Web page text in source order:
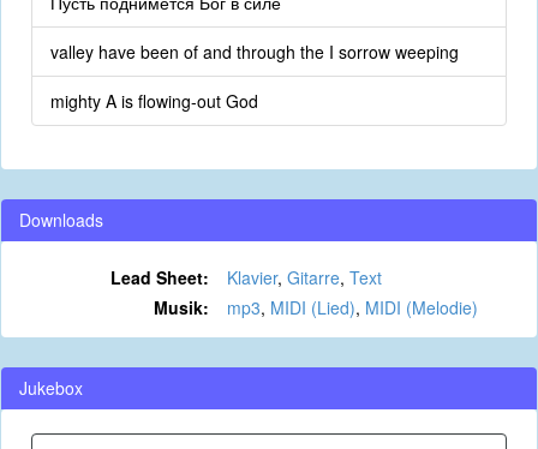
valley have been of and through the I sorrow weeping
mighty A is flowing-out God
Downloads
Lead Sheet: Klavier, Gitarre, Text
Musik:
mp3, MIDI (Lied), MIDI (Melodie)
Jukebox